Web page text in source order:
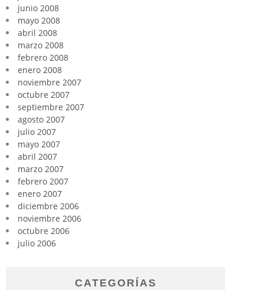
junio 2008
mayo 2008
abril 2008
marzo 2008
febrero 2008
enero 2008
noviembre 2007
octubre 2007
septiembre 2007
agosto 2007
julio 2007
mayo 2007
abril 2007
marzo 2007
febrero 2007
enero 2007
diciembre 2006
noviembre 2006
octubre 2006
julio 2006
CATEGORÍAS